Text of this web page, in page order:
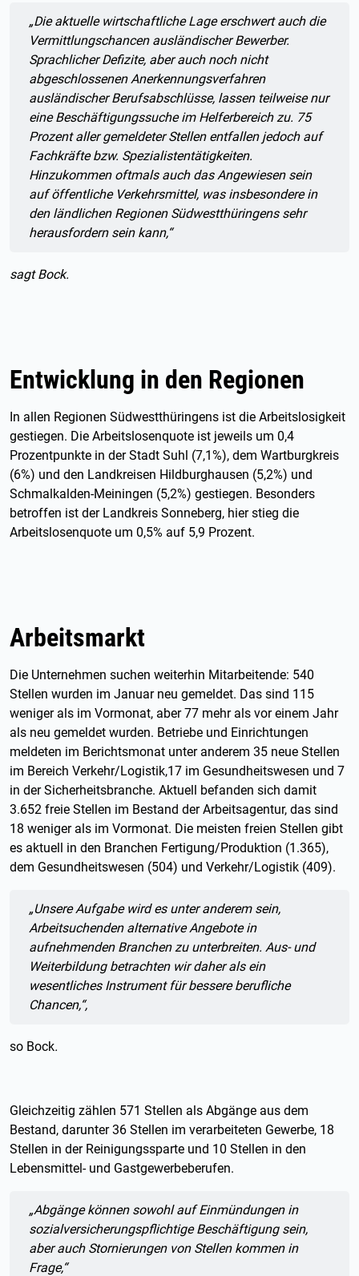
Zitat:
„Die aktuelle wirtschaftliche Lage erschwert auch die
Vermittlungschancen ausländischer Bewerber.
Sprachlicher Defizite, aber auch noch nicht
abgeschlossenen Anerkennungsverfahren
ausländischer Berufsabschlüsse, lassen teilweise nur
eine Beschäftigungssuche im Helferbereich zu. 75
Prozent aller gemeldeter Stellen entfallen jedoch auf
Fachkräfte bzw. Spezialistentätigkeiten.
Hinzukommen oftmals auch das Angewiesen sein
auf öffentliche Verkehrsmittel, was insbesondere in
den ländlichen Regionen Südwestthüringens sehr
herausfordern sein kann,“
sagt Bock.
Entwicklung in den Regionen
In allen Regionen Südwestthüringens ist die Arbeitslosigkeit
gestiegen. Die Arbeitslosenquote ist jeweils um 0,4
Prozentpunkte in der Stadt Suhl (7,1%), dem Wartburgkreis
(6%) und den Landkreisen Hildburghausen (5,2%) und
Schmalkalden-Meiningen (5,2%) gestiegen. Besonders
betroffen ist der Landkreis Sonneberg, hier stieg die
Arbeitslosenquote um 0,5% auf 5,9 Prozent.
Arbeitsmarkt
Die Unternehmen suchen weiterhin Mitarbeitende: 540
Stellen wurden im Januar neu gemeldet. Das sind 115
weniger als im Vormonat, aber 77 mehr als vor einem Jahr
als neu gemeldet wurden. Betriebe und Einrichtungen
meldeten im Berichtsmonat unter anderem 35 neue Stellen
im Bereich Verkehr/Logistik,17 im Gesundheitswesen und 7
in der Sicherheitsbranche. Aktuell befanden sich damit
3.652 freie Stellen im Bestand der Arbeitsagentur, das sind
18 weniger als im Vormonat. Die meisten freien Stellen gibt
es aktuell in den Branchen Fertigung/Produktion (1.365),
dem Gesundheitswesen (504) und Verkehr/Logistik (409).
Zitat:
„Unsere Aufgabe wird es unter anderem sein,
Arbeitsuchenden alternative Angebote in
aufnehmenden Branchen zu unterbreiten. Aus- und
Weiterbildung betrachten wir daher als ein
wesentliches Instrument für bessere berufliche
Chancen,“,
so Bock.
Gleichzeitig zählen 571 Stellen als Abgänge aus dem
Bestand, darunter 36 Stellen im verarbeiteten Gewerbe, 18
Stellen in der Reinigungssparte und 10 Stellen in den
Lebensmittel- und Gastgewerbeberufen.
Zitat:
„Abgänge können sowohl auf Einmündungen in
sozialversicherungspflichtige Beschäftigung sein,
aber auch Stornierungen von Stellen kommen in
Frage,“